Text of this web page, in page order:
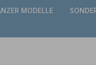
MODELLE